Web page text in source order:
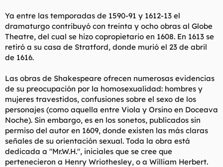
Ya entre las temporadas de 1590-91 y 1612-13 el
dramaturgo contribuyó con treinta y ocho obras al Globe
Theatre, del cual se hizo copropietario en 1608. En 1613 se
retiró a su casa de Stratford, donde murió el 23 de abril
de 1616.
Las obras de Shakespeare ofrecen numerosas evidencias
de su preocupación por la homosexualidad: hombres y
mujeres travestidos, confusiones sobre el sexo de los
personajes (como aquella entre Viola y Orsino en Doceava
Noche). Sin embargo, es en los sonetos, publicados sin
permiso del autor en 1609, donde existen las más claras
señales de su orientación sexual. Toda la obra está
dedicada a "Mr.W.H.", iniciales que se cree que
pertenecieron a Henry Wriothesley, o a William Herbert.